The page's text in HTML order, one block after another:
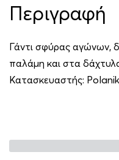
Περιγραφή
Γάντι σφύρας αγώνων,
παλάμη και στα
Κατασκευαστής: Polanik